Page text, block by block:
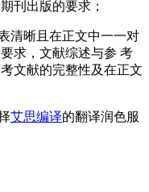
刊出版的要求；
清晰且在正文中一一对
求，文献综述与参 考
文献的完整性及在正文
艾思编译的翻译润色服